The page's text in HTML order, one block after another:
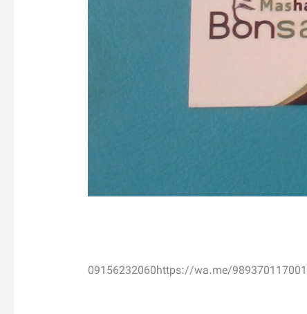
09156232060https://wa.me/989370117001